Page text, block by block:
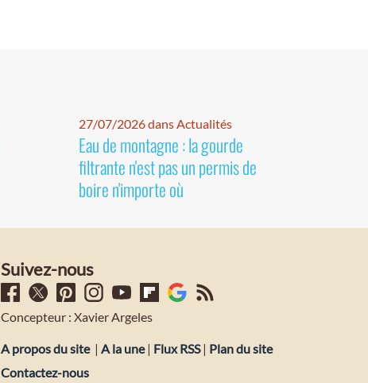
27/07/2026 dans Actualités
Eau de montagne : la gourde
filtrante n'est pas un permis de
boire n'importe où
Suivez-nous
Concepteur : Xavier Argeles
A propos du site | A la une| Flux RSS| Plan du site
Contactez-nous